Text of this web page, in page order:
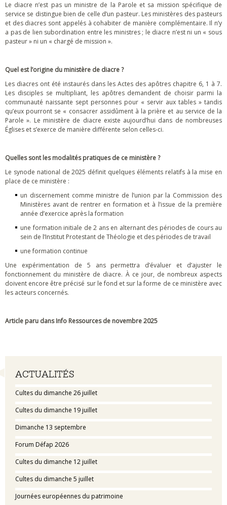
Navigation
ACTUALITÉS
Cultes du dimanche 26 juillet
Cultes du dimanche 19 juillet
Dimanche 13 septembre
Forum Défap 2026
Cultes du dimanche 12 juillet
Cultes du dimanche 5 juillet
Journées européennes du patrimoine
Le diacre n’est pas un ministre de la Parole et sa mission spécifique de
service se distingue bien de celle d’un pasteur. Les ministères des pasteurs
et des diacres sont appelés à cohabiter de manière complémentaire. Il n’y
a pas de lien subordination entre les ministres ; le diacre n’est ni un « sous
pasteur » ni un « chargé de mission ».
Quel est l’origine du ministère de diacre ?
Les diacres ont été instaurés dans les Actes des apôtres chapitre 6, 1 à 7.
Les disciples se multipliant, les apôtres demandent de choisir parmi la
communauté naissante sept personnes pour « servir aux tables » tandis
qu’eux pourront se « consacrer assidûment à la prière et au service de la
Parole ». Le ministère de diacre existe aujourd’hui dans de nombreuses
Églises et s’exerce de manière différente selon celles-ci.
Quelles sont les modalités pratiques de ce ministère ?
Le synode national de 2025 définit quelques éléments relatifs à la mise en
place de ce ministère :
un discernement comme ministre de l’union par la Commission des
Ministères avant de rentrer en formation et à l’issue de la première
année d’exercice après la formation
une formation initiale de 2 ans en alternant des périodes de cours au
sein de l’Institut Protestant de Théologie et des périodes de travail
une formation continue
Une expérimentation de 5 ans permettra d’évaluer et d’ajuster le
fonctionnement du ministère de diacre. À ce jour, de nombreux aspects
doivent encore être précisé sur le fond et sur la forme de ce ministère avec
les acteurs concernés.
Article paru dans Info Ressources de novembre 2025